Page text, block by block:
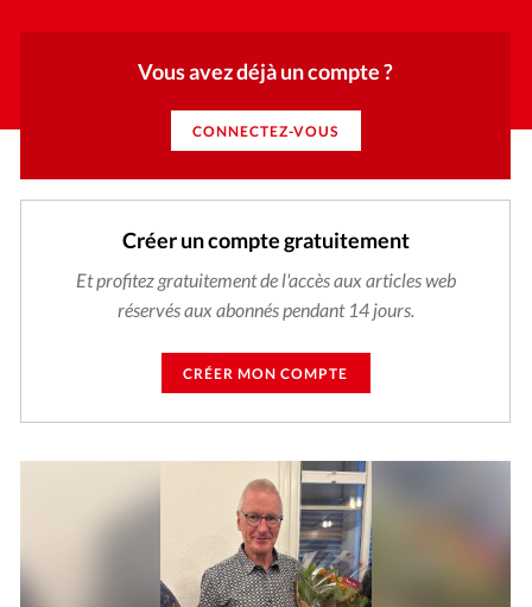
Vous avez déjà un compte ?
CONNECTEZ-VOUS
Créer un compte gratuitement
Et profitez gratuitement de l'accès aux articles web
réservés aux abonnés pendant 14 jours.
CRÉER MON COMPTE